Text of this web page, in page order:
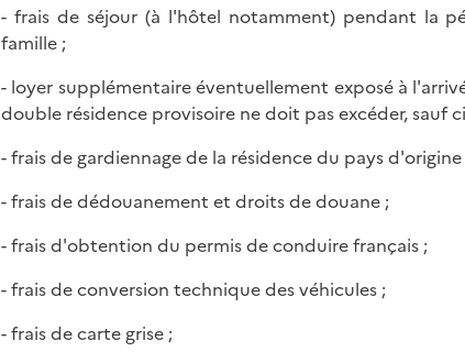
- frais de séjour (à l'hôtel notamment) pendant la
famille ;
- loyer supplémentaire éventuellement exposé à
double résidence provisoire ne doit pas excéder, sauf
- frais de gardiennage de la résidence du pays d'origine
- frais de dédouanement et droits de douane ;
- frais d'obtention du permis de conduire français ;
- frais de conversion technique des véhicules ;
- frais de carte grise ;